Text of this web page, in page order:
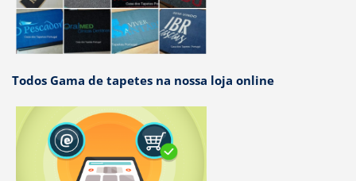
Todos Gama de tapetes na nossa loja online